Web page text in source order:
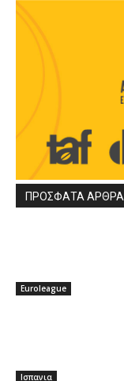
ΠΡΟΣΦΑΤΑ ΑΡΘΡΑ
Euroleague
Ισπανια